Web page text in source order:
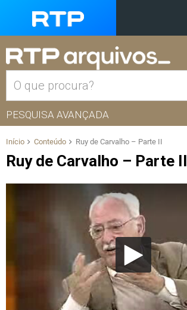
PESQUISA AVANÇADA
Início Conteúdo Ruy de Carvalho – Parte II
Ruy de Carvalho – Parte II